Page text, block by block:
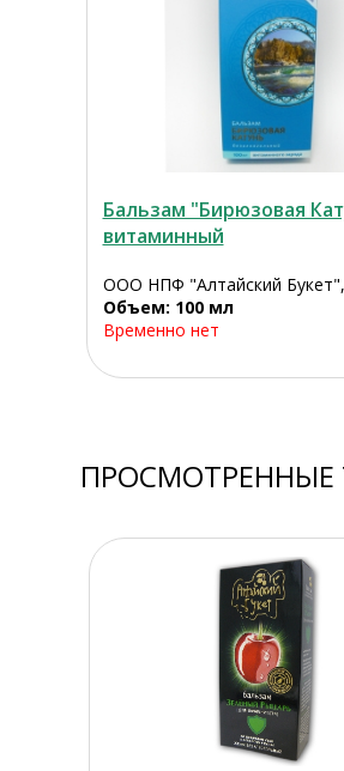
Бальзам "Бирюзовая
витаминный
ООО НПФ "Алтайский
Объем: 100 мл
Временно нет
ПРОСМОТРЕННЫЕ